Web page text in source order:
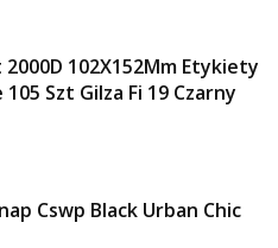
102X152Mm Etykiety
105 Szt Gilza Fi 19 Czarny
Cswp Black Urban Chic